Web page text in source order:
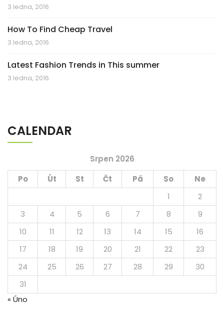
3 ledna, 2016
How To Find Cheap Travel
3 ledna, 2016
Latest Fashion Trends in This summer
3 ledna, 2016
CALENDAR
Srpen 2026
Po
Út St Čt Pá So
Ne
1
2
3
4 5 6 7 8
9
10
11 12 13 14 15
16
17
18 19 20 21 22
23
24
25 26 27 28 29
30
31
« Úno